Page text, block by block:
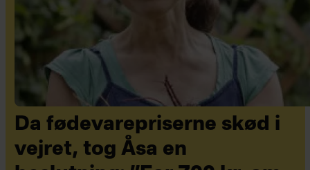
Da fødevarepriserne skød i
vejret, tog Åsa en